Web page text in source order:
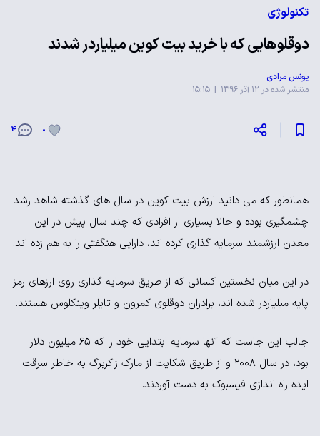
تکنولوژی
دوقلوهایی که با خرید بیت کوین میلیاردر شدند
یونس مرادی
منتشر شده در 12 آذر 1396 | 15:15
4 0
همانطور که می دانید ارزش بیت کوین در سال های گذشته شاهد رشد
چشمگیری بوده و حالا بسیاری از افرادی که چند سال پیش در این
معدن ارزشمند سرمایه گذاری کرده اند، دارایی هنگفتی را به هم زده اند.
در این میان نخستین کسانی که از طریق سرمایه گذاری روی ارزهای رمز
پایه میلیاردر شده اند، برادران دوقلوی کمرون و تایلر وینکلوس هستند.
جالب این جاست که آنها سرمایه ابتدایی خود را که 65 میلیون دلار
بود، در سال 2008 و از طریق شکایت از مارک زاکربرگ به خاطر سرقت
ایده راه اندازی فیسبوک به دست آوردند.